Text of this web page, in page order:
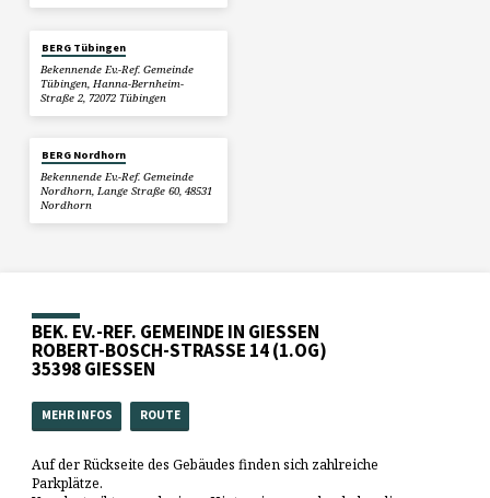
BERG Tübingen
Bekennende Ev.-Ref. Gemeinde
Tübingen, Hanna-Bernheim-
Straße 2, 72072 Tübingen
BERG Nordhorn
Bekennende Ev.-Ref. Gemeinde
Nordhorn, Lange Straße 60, 48531
Nordhorn
BEK. EV.-REF. GEMEINDE IN GIESSEN
ROBERT-BOSCH-STRASSE 14 (1.OG)
35398 GIESSEN
MEHR INFOS ROUTE
Auf der Rückseite des Gebäudes finden sich zahlreiche
Parkplätze.